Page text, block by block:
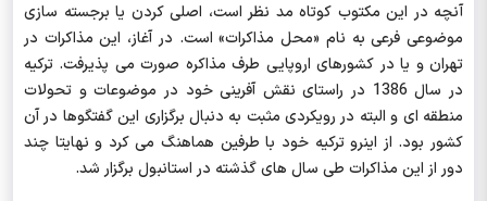
آنچه در این مکتوب کوتاه مد نظر است، اصلی کردن یا برجسته سازی
موضوعی فرعی به نام «محل مذاکرات» است. در آغاز، این مذاکرات در
تهران و یا در کشورهای اروپایی طرف مذاکره صورت می پذیرفت. ترکیه
در سال 1386 در راستای نقش آفرینی خود در موضوعات و تحولات
منطقه ای و البته در رویکردی مثبت به دنبال برگزاری این گفتگوها در آن
کشور بود. از اینرو ترکیه خود با طرفین هماهنگ می کرد و نهایتا چند
دور از این مذاکرات طی سال های گذشته در استانبول برگزار شد.